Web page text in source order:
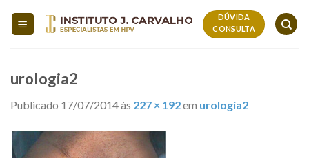
DÚVIDA
CONSULTA
urologia2
Publicado 17/07/2014às 227 × 192em urologia2